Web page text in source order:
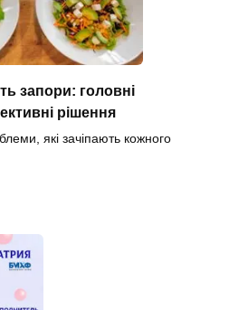
запори: головні
рішення
які зачіпають кожного